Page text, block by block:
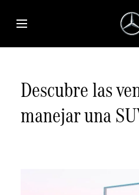
Saltar al contenido principal
Abrir menú de accesibilidad
Descubre las
manejar una